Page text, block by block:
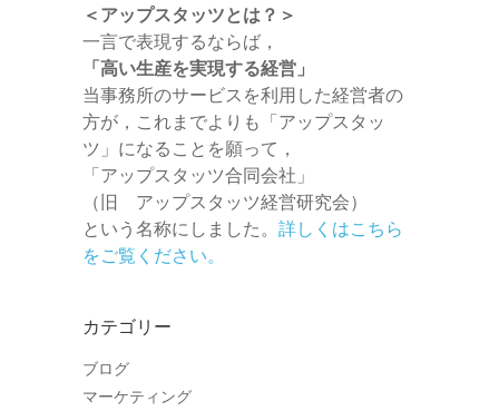
＜アップスタッツとは？＞
一言で表現するならば，
「高い生産を実現する経営」
当事務所のサービスを利用した経営者の
方が，これまでよりも「アップスタッ
ツ」になることを願って，
「アップスタッツ合同会社」
（旧 アップスタッツ経営研究会）
という名称にしました。 詳しくはこちら
をご覧ください。
カテゴリー
ブログ
マーケティング